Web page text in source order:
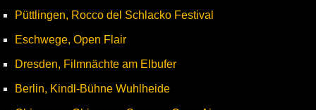
Püttlingen, Rocco del Schlacko Festival
Eschwege, Open Flair
Dresden, Filmnächte am Elbufer
Berlin, Kindl-Bühne Wuhlheide